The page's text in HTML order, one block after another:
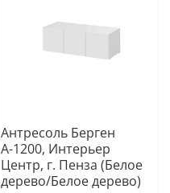
Антресоль Берген
А-1200, Интерьер
Центр, г. Пенза (Белое
дерево/Белое дерево)